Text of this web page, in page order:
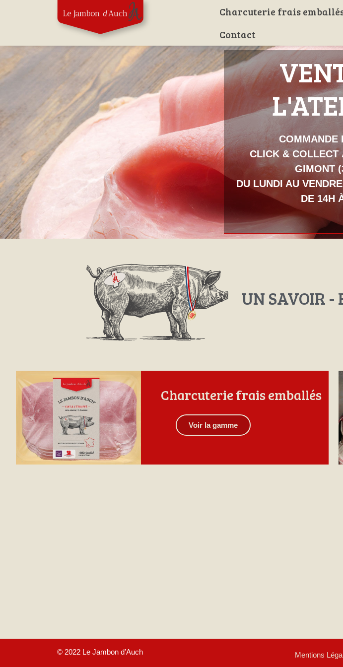
Charcuterie frais
Contact
COMMANDE
CLICK & COLLECT
GIMONT
DU LUNDI AU
DE 14H
UN SAVOIR -
Charcuterie frais emballés
Voir la gamme
© 2022 Le Jambon d’Auch Mentions